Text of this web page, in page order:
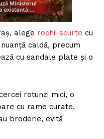
alege rochii scurte cu
caldă, precum
cu sandale plate și o
rotunzi mici, o
cu rame curate.
broderie, evită